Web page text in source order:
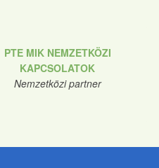
PTE MIK NEMZETKÖZI
KAPCSOLATOK
Nemzetközi partner